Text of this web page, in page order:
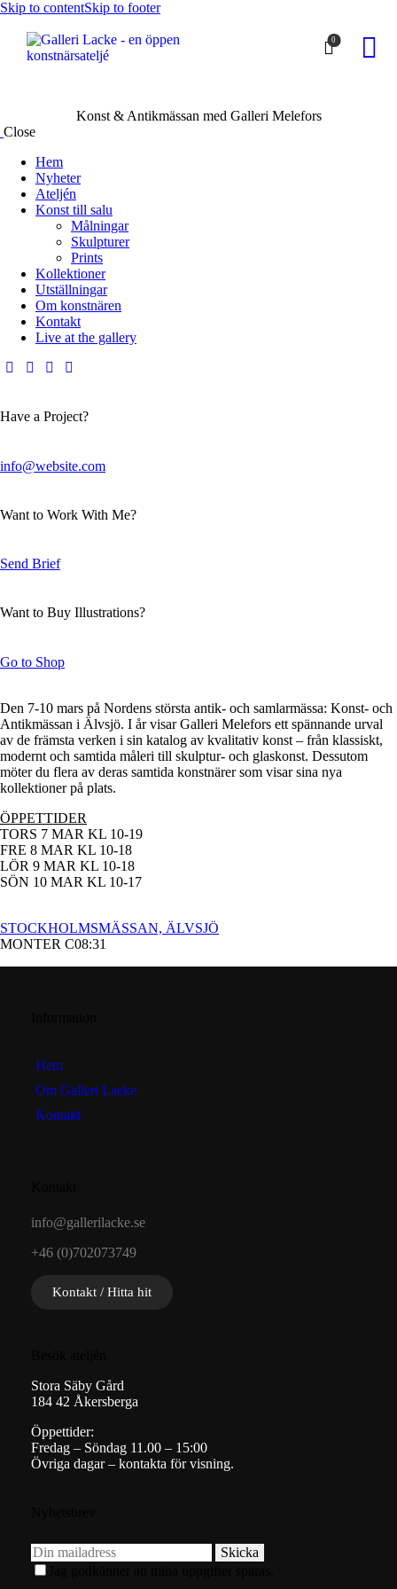
Skip to contentSkip to footer
0
Konst & Antikmässan med Galleri Melefors
Close
Hem
Nyheter
Ateljén
Konst till salu
Målningar
Skulpturer
Prints
Kollektioner
Utställningar
Om konstnären
Kontakt
Live at the gallery
Have a Project?
info@website.com
Want to Work With Me?
Send Brief
Want to Buy Illustrations?
Go to Shop
Den 7-10 mars på Nordens största antik- och samlarmässa: Konst- och
Antikmässan i Älvsjö. I år visar Galleri Melefors ett spännande urval
av de främsta verken i sin katalog av kvalitativ konst – från klassiskt,
modernt och samtida måleri till skulptur- och glaskonst. Dessutom
möter du flera av deras samtida konstnärer som visar sina nya
kollektioner på plats.
ÖPPETTIDER
TORS 7 MAR KL 10-19
FRE 8 MAR KL 10-18
LÖR 9 MAR KL 10-18
SÖN 10 MAR KL 10-17
STOCKHOLMSMÄSSAN, ÄLVSJÖ
MONTER C08:31
Hem
Om Galleri Lacke
Kontakt
info@gallerilacke.se
+46 (0)702073749
Kontakt / Hitta hit
Stora Säby Gård
184 42 Åkersberga
Öppettider:
Fredag – Söndag 11.00 – 15:00
Övriga dagar – kontakta för visning.
Skicka